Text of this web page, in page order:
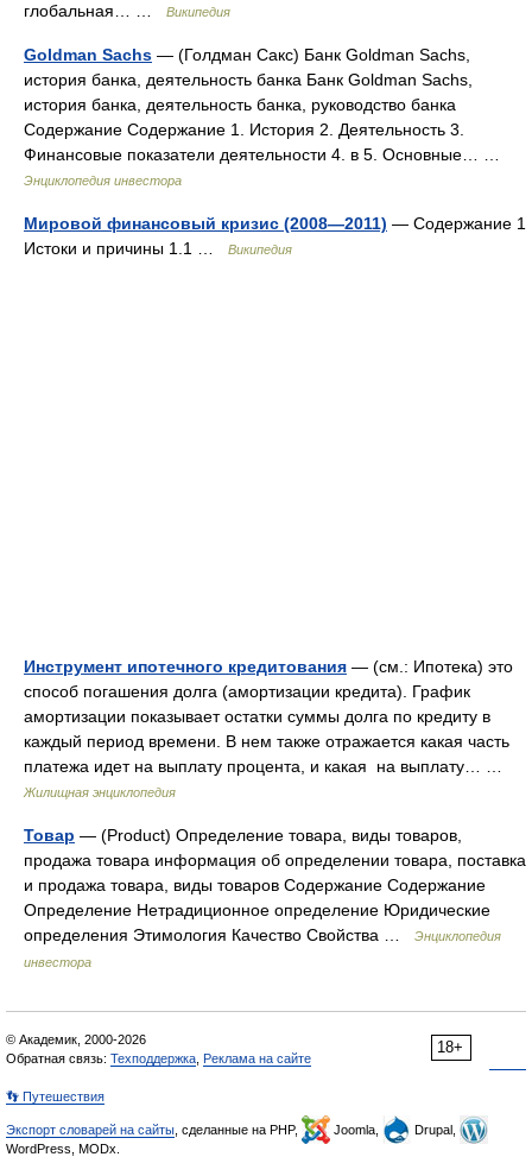
глобальная… …
Википедия
Goldman Sachs — (Голдман Сакс) Банк Goldman Sachs,
история банка, деятельность банка Банк Goldman Sachs,
история банка, деятельность банка, руководство банка
Содержание Содержание 1. История 2. Деятельность 3.
Финансовые показатели деятельности 4. в 5. Основные… …
Энциклопедия инвестора
Мировой финансовый кризис (2008—2011) — Содержание 1
Истоки и причины 1.1 …
Википедия
Инструмент ипотечного кредитования — (см.: Ипотека) это
способ погашения долга (амортизации кредита). График
амортизации показывает остатки суммы долга по кредиту в
каждый период времени. В нем также отражается какая часть
платежа идет на выплату процента, и какая на выплату… …
Жилищная энциклопедия
Товар — (Product) Определение товара, виды товаров,
продажа товара информация об определении товара, поставка
и продажа товара, виды товаров Содержание Содержание
Определение Нетрадиционное определение Юридические
определения Этимология Качество Свойства …
Энциклопедия
инвестора
18+
© Академик, 2000-2026
Обратная связь: Техподдержка Реклама на сайте
👣 Путешествия
Экспорт словарей на сайты , сделанные на PHP, Joomla,
Drupal,
WordPress, MODx.